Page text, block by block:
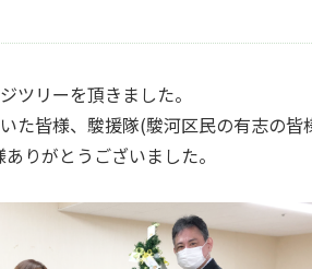
ツリーを頂きました。
た皆様、駿援隊(駿河区民の有志の
りがとうございました。